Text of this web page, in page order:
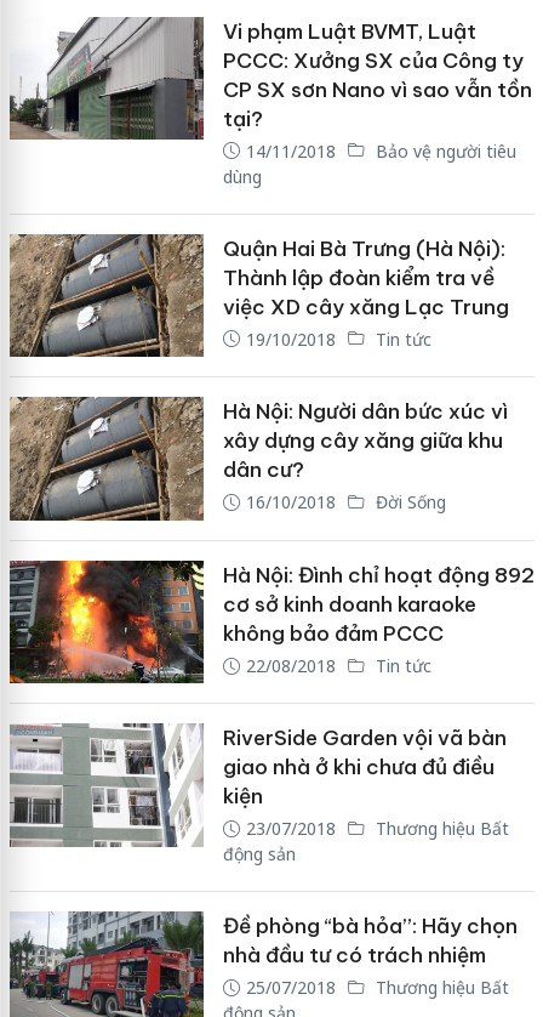
Vi phạm Luật BVMT, Luật
PCCC: Xưởng SX của Công ty
CP SX sơn Nano vì sao vẫn tồn
tại?
14/11/2018
Bảo vệ người tiêu
dùng
Quận Hai Bà Trưng (Hà Nội):
Thành lập đoàn kiểm tra về
việc XD cây xăng Lạc Trung
19/10/2018 Tin tức
Hà Nội: Người dân bức xúc vì
xây dựng cây xăng giữa khu
dân cư?
16/10/2018 Đời Sống
Hà Nội: Đình chỉ hoạt động 892
cơ sở kinh doanh karaoke
không bảo đảm PCCC
22/08/2018 Tin tức
RiverSide Garden vội vã bàn
giao nhà ở khi chưa đủ điều
kiện
23/07/2018
Thương hiệu Bất
động sản
Đề phòng “bà hỏa”: Hãy chọn
nhà đầu tư có trách nhiệm
25/07/2018
Thương hiệu Bất